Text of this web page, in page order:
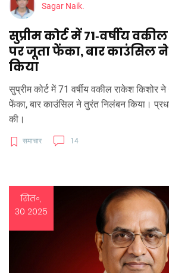
Sagar Naik.
सुप्रीम कोर्ट में 71‑वर्षीय
पर जूता फेंका, बार काउंसिल
किया
सुप्रीम कोर्ट में 71 वर्षीय वकील राकेश किशोर
फेंका, बार काउंसिल ने तुरंत निलंबन किया।
की।
समाचार 14
सित॰,
30 2025